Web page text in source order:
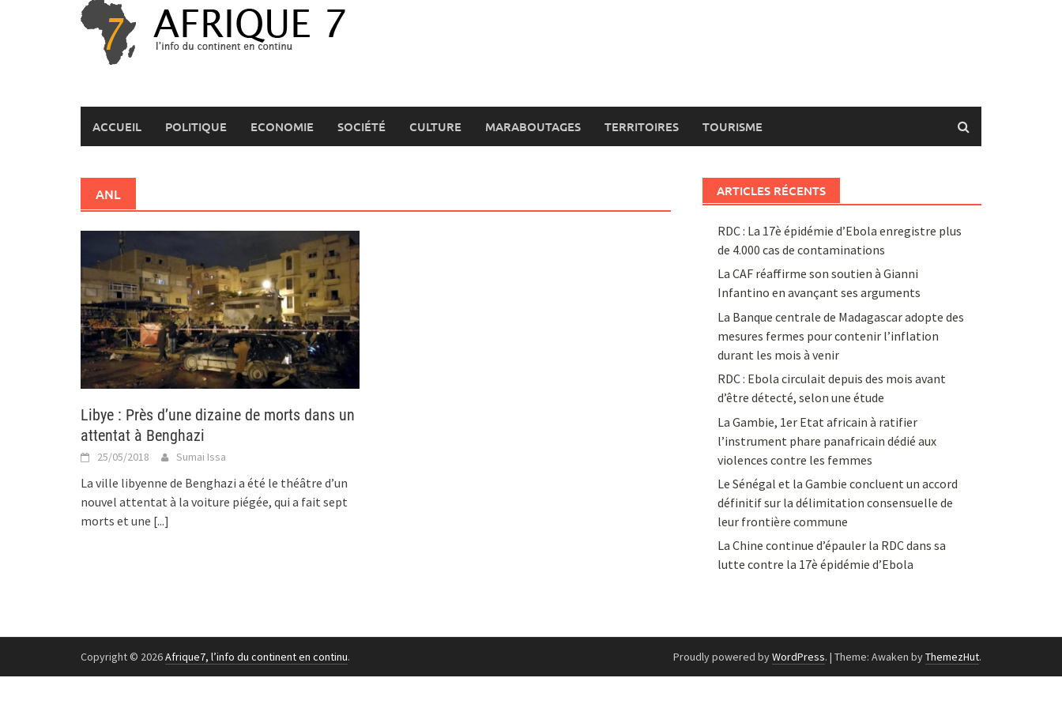
ACCUEIL POLITIQUE ECONOMIE SOCIÉTÉ CULTURE MARABOUTAGES TERRITOIRES TOURISME
ANL
Libye : Près d’une dizaine de morts dans un
attentat à Benghazi
25/05/2018 Sumai Issa
La ville libyenne de Benghazi a été le théâtre d’un
nouvel attentat à la voiture piégée, qui a fait sept
morts et une [...]
ARTICLES RÉCENTS
RDC : La 17è épidémie d’Ebola enregistre plus
de 4.000 cas de contaminations
La CAF réaffirme son soutien à Gianni
Infantino en avançant ses arguments
La Banque centrale de Madagascar adopte des
mesures fermes pour contenir l’inflation
durant les mois à venir
RDC : Ebola circulait depuis des mois avant
d’être détecté, selon une étude
La Gambie, 1er Etat africain à ratifier
l’instrument phare panafricain dédié aux
violences contre les femmes
Le Sénégal et la Gambie concluent un accord
définitif sur la délimitation consensuelle de
leur frontière commune
La Chine continue d’épauler la RDC dans sa
lutte contre la 17è épidémie d’Ebola
Copyright © 2026Afrique7, l’info du continent en continu. Proudly powered byWordPress. | Theme: Awaken byThemezHut.